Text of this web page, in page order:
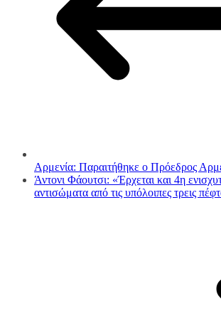
Αρμενία: Παραιτήθηκε ο Πρόεδρος
Άντονι Φάουτσι: «Έρχεται και 4η
αντισώματα από τις υπόλοιπες τρεις